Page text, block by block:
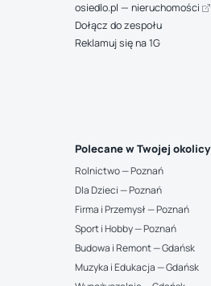
osiedlo.pl — nieruchomości
Dołącz do zespołu
Reklamuj się na 1G
Polecane w Twojej okolicy
Rolnictwo — Poznań
Dla Dzieci — Poznań
Firma i Przemysł — Poznań
Sport i Hobby — Poznań
Budowa i Remont — Gdańsk
Muzyka i Edukacja — Gdańsk